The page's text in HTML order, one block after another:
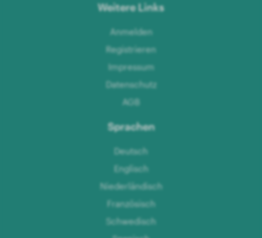
Weitere Links
Anmelden
Registrieren
Impressum
Datenschutz
AGB
Sprachen
Deutsch
Englisch
Niederländisch
Französisch
Schwedisch